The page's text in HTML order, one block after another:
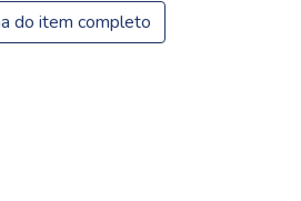
do item completo